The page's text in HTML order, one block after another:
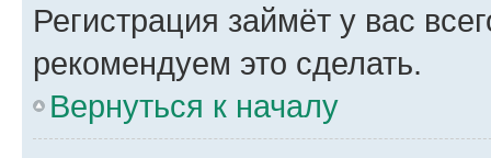
Регистрация займёт у вас
рекомендуем это сделать.
Вернуться к началу